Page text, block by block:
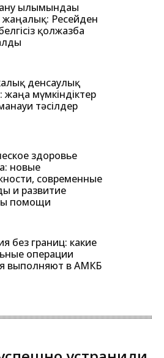
ғылымындағы
жаңалық: Ресейден
қолжазба
денсаулық
жаңа мүмкіндіктер
тәсілдер
здоровье
новые
современные
и развитие
помощи
без границ: какие
операции
выполняют в АМКБ